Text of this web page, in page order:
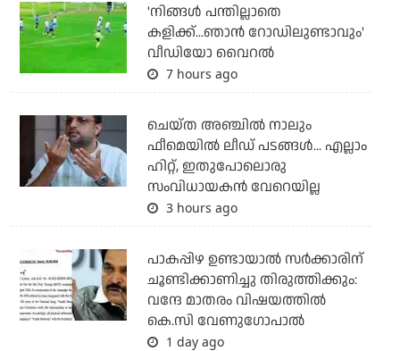
'നിങ്ങള്‍ പന്തില്ലാതെ
കളിക്ക്...ഞാന്‍ റോഡിലുണ്ടാവും'
വീഡിയോ വൈറല്‍
7 hours ago
ചെയ്ത അഞ്ചില്‍ നാലും
ഫീമെയില്‍ ലീഡ് പടങ്ങള്‍... എല്ലാം
ഹിറ്റ്, ഇതുപോലൊരു
സംവിധായകന്‍ വേറെയില്ല
3 hours ago
പാകപ്പിഴ ഉണ്ടായാല്‍ സര്‍ക്കാരിന്
ചൂണ്ടിക്കാണിച്ചു തിരുത്തിക്കും:
വന്ദേ മാതരം വിഷയത്തില്‍
കെ.സി വേണുഗോപാല്‍
1 day ago